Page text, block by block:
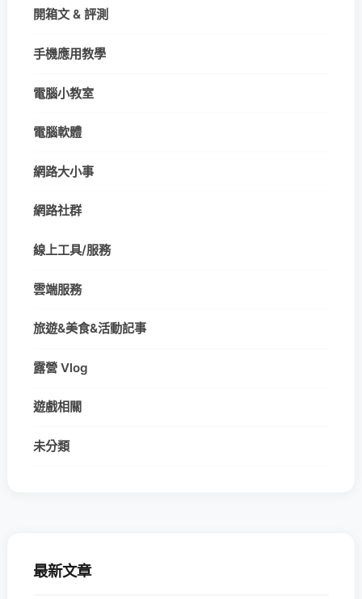
開箱文 & 評測
手機應用教學
電腦小教室
電腦軟體
網路大小事
網路社群
線上工具/服務
雲端服務
旅遊&美食&活動記事
露營 Vlog
遊戲相關
未分類
最新文章